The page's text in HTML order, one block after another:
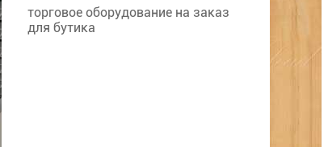
торговое оборудование на заказ
для бутика